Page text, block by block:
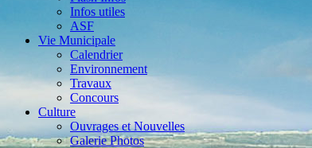
Infos utiles
ASF
Vie Municipale
Calendrier
Environnement
Travaux
Concours
Culture
Ouvrages et Nouvelles
Galerie Photos